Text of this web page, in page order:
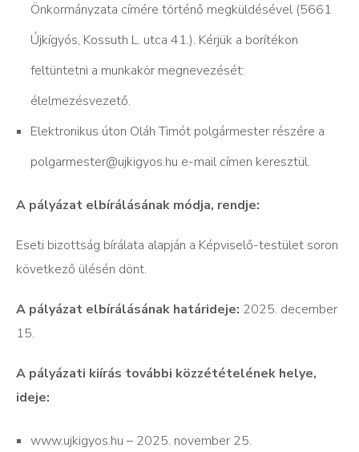
Önkormányzata címére történő megküldésével (5661
Újkígyós, Kossuth L. utca 41.). Kérjük a borítékon
feltüntetni a munkakör megnevezését:
élelmezésvezető.
Elektronikus úton Oláh Timót polgármester részére a
polgarmester@ujkigyos.hu e-mail címen keresztül.
A pályázat elbírálásának módja, rendje:
Eseti bizottság bírálata alapján a Képviselő-testület soron
következő ülésén dönt.
A pályázat elbírálásának határideje: 2025. december
15.
A pályázati kiírás további közzétételének helye,
ideje:
www.ujkigyos.hu – 2025. november 25.